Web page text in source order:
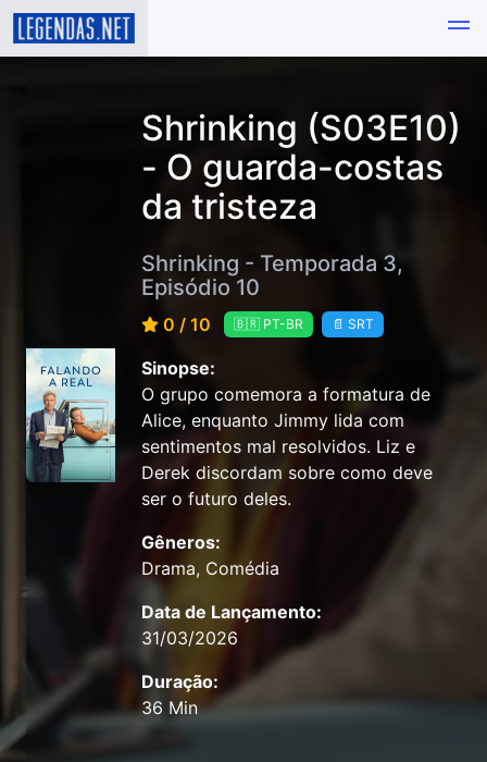
Shrinking (S03E10)
- O guarda-costas
da tristeza
Shrinking - Temporada 3,
Episódio 10
0 / 10 🇧🇷 PT-BR 📄 SRT
Sinopse:
O grupo comemora a formatura de
Alice, enquanto Jimmy lida com
sentimentos mal resolvidos. Liz e
Derek discordam sobre como deve
ser o futuro deles.
Gêneros:
Drama, Comédia
Data de Lançamento:
31/03/2026
Duração:
36 Min